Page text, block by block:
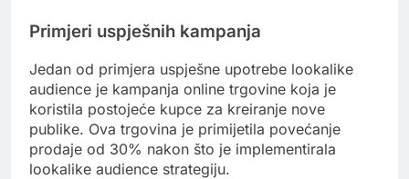
Primjeri uspješnih kampanja
Jedan od primjera uspješne upotrebe lookalike
audience je kampanja online trgovine koja je
koristila postojeće kupce za kreiranje nove
publike. Ova trgovina je primijetila povećanje
prodaje od 30% nakon što je implementirala
lookalike audience strategiju.